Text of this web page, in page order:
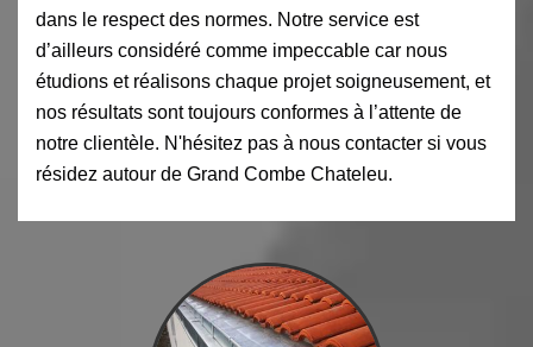
dans le respect des normes. Notre service est
d’ailleurs considéré comme impeccable car nous
étudions et réalisons chaque projet soigneusement, et
nos résultats sont toujours conformes à l’attente de
notre clientèle. N'hésitez pas à nous contacter si vous
résidez autour de Grand Combe Chateleu.